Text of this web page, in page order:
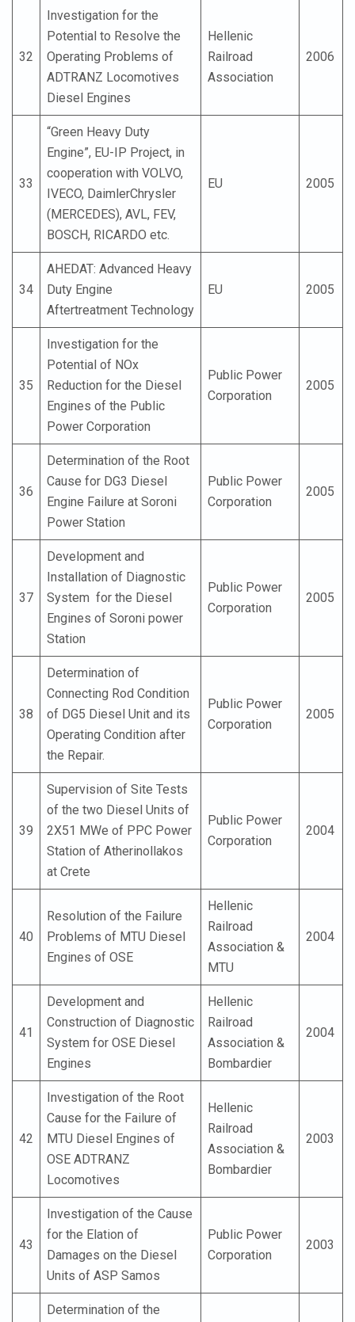
32
Investigation for the
Potential to Resolve the
Operating Problems of
ADTRANZ Locomotives
Diesel Engines
Hellenic
Railroad
Association
2006
33
“Green Heavy Duty
Engine”, EU-IP Project, in
cooperation with VOLVO,
IVECO, DaimlerChrysler
(MERCEDES), AVL, FEV,
BOSCH, RICARDO etc.
EU 2005
34
AHEDAT: Advanced Heavy
Duty Engine
Aftertreatment Technology
EU 2005
35
Investigation for the
Potential of NOx
Reduction for the Diesel
Engines of the Public
Power Corporation
Public Power
Corporation
2005
36
Determination of the Root
Cause for DG3 Diesel
Engine Failure at Soroni
Power Station
Public Power
Corporation
2005
37
Development and
Installation of Diagnostic
System for the Diesel
Engines of Soroni power
Station
Public Power
Corporation
2005
38
Determination of
Connecting Rod Condition
of DG5 Diesel Unit and its
Operating Condition after
the Repair.
Public Power
Corporation
2005
39
Supervision of Site Tests
of the two Diesel Units of
2X51 MWe of PPC Power
Station of Atherinollakos
at Crete
Public Power
Corporation
2004
40
Resolution of the Failure
Problems of MTU Diesel
Engines of OSE
Hellenic
Railroad
Association &
MTU
2004
41
Development and
Construction of Diagnostic
System for OSE Diesel
Engines
Hellenic
Railroad
Association &
Bombardier
2004
42
Investigation of the Root
Cause for the Failure of
MTU Diesel Engines of
OSE ADTRANZ
Locomotives
Hellenic
Railroad
Association &
Bombardier
2003
43
Investigation of the Cause
for the Elation of
Damages on the Diesel
Units of ASP Samos
Public Power
Corporation
2003
Determination of the